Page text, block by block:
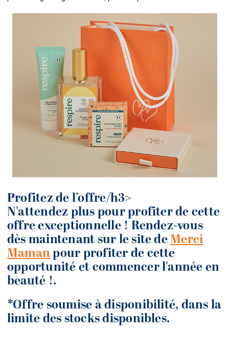
Profitez de l’offre/h3>
N'attendez plus pour profiter de cette
offre exceptionnelle ! Rendez-vous
dès maintenant sur le site deMerci
Mamanpour profiter de cette
opportunité et commencer l'année en
beauté !.
*Offre soumise à disponibilité, dans la
limite des stocks disponibles.